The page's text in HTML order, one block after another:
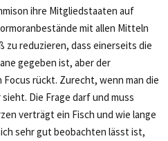
ihre Mitgliedstaaten auf
mit allen Mitteln
zu reduzieren, dass einerseits die
gegeben ist, aber der
rückt. Zurecht, wenn man die
Die Frage darf und muss
verträgt ein Fisch und wie lange
sehr gut beobachten lässt ist,